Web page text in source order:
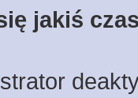
jakiś